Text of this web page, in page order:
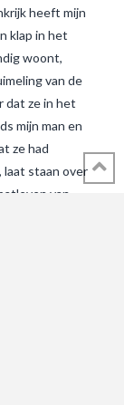
heeft mijn
klap in het
woont,
van de
dat ze in het
mijn man en
ze had
laat staan over
van